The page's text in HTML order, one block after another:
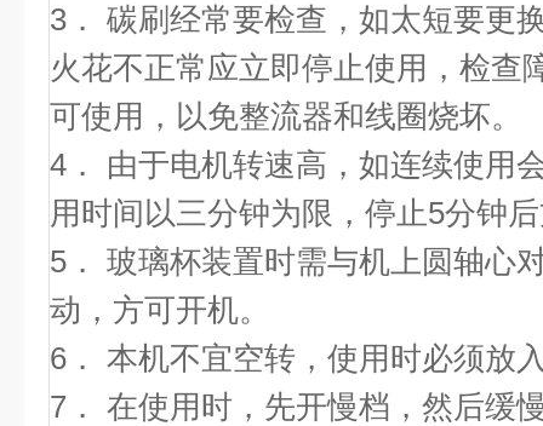
3． 碳刷经常要检查，如太短要更
火花不正常应立即停止使用，检查
可使用，以免整流器和线圈烧坏。
4． 由于电机转速高，如连续使用
用时间以三分钟为限，停止5分钟
5． 玻璃杯装置时需与机上圆轴心
动，方可开机。
6． 本机不宜空转，使用时必须放
7． 在使用时，先开慢档，然后缓